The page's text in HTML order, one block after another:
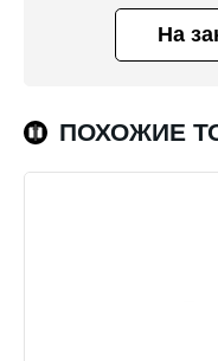
На
ПОХОЖИЕ